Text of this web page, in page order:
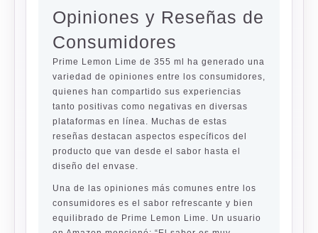
Opiniones y Reseñas de
Consumidores
Prime Lemon Lime de 355 ml ha generado una
variedad de opiniones entre los consumidores,
quienes han compartido sus experiencias
tanto positivas como negativas en diversas
plataformas en línea. Muchas de estas
reseñas destacan aspectos específicos del
producto que van desde el sabor hasta el
diseño del envase.
Una de las opiniones más comunes entre los
consumidores es el sabor refrescante y bien
equilibrado de Prime Lemon Lime. Un usuario